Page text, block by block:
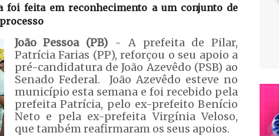
foi feita em reconhecimento a um conjunto de
João Pessoa (PB) - A prefeita de Pilar,
Patrícia Farias (PP), reforçou o seu apoio a
pré-candidatura de João Azevêdo (PSB) ao
Senado Federal. João Azevêdo esteve no
município esta semana e foi recebido pela
prefeita Patrícia, pelo ex-prefeito Benício
Neto e pela ex-prefeita Virgínia Veloso,
que também reafirmaram os seus apoios.